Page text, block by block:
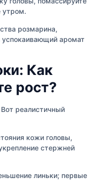
утром.
розмарина,
аромат
Как
рост?
реалистичный
кожи головы,
стержней
линьки; первые